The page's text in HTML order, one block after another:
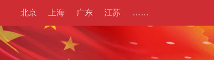
北京 上海 广东 江苏 ……